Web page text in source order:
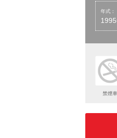
年式：
禁煙車